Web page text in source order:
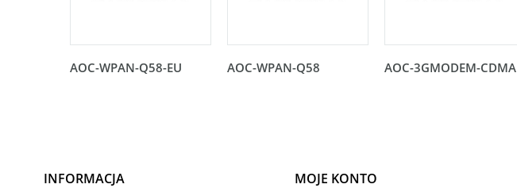
AOC-WPAN-Q58-EU AOC-WPAN-Q58 AOC-3GMODEM-CDMA
INFORMACJA MOJE KONTO